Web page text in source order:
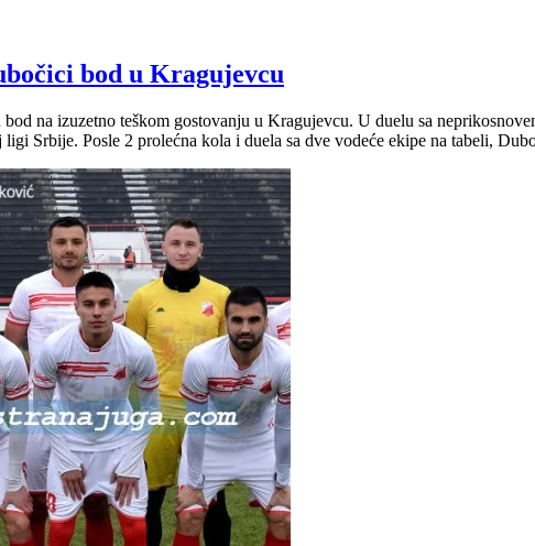
bod u Kragujevcu
na izuzetno teškom gostovanju u Kragujevcu. U duelu sa
Srbije. Posle 2 prolećna kola i duela sa dve vodeće ekipe na tabeli,